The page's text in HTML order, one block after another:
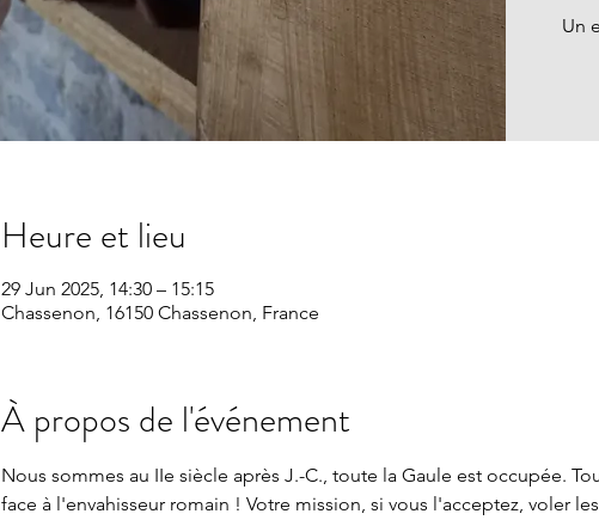
Un
Heure et lieu
29 Jun 2025, 14:30 – 15:15
Chassenon, 16150 Chassenon, France
À propos de l'événement
Nous sommes au IIe siècle après J.-C., toute la Gaule est occupée.
face à l'envahisseur romain ! Votre mission, si vous l'acceptez, voler